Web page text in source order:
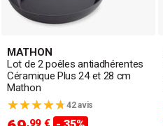
MATHON
Lot de 2 poêles antiadhérentes
Céramique Plus 24 et 28 cm
Mathon
42 avis
,99 €